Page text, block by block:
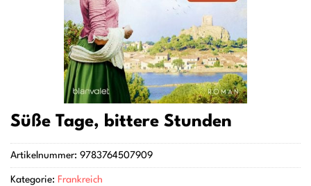
Süße Tage, bittere Stunden
Artikelnummer: 9783764507909
Kategorie: Frankreich